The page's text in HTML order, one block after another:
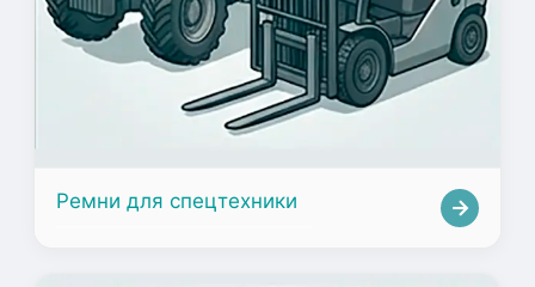
Ремни для спецтехники